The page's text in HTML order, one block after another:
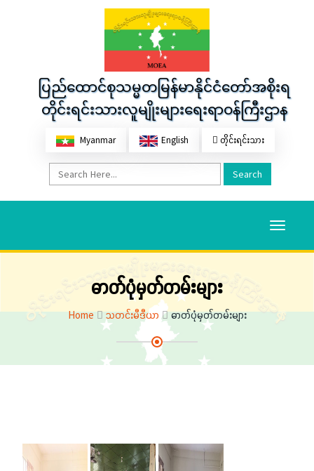
ပြည်ထောင်စုသမ္မတမြန်မာနိုင်ငံတော်အစိုးရ
တိုင်းရင်းသားလူမျိုးများရေးရာဝန်ကြီးဌာန
Myanmar English တိုင်းရင်းသား
Search
Toggle
ဓာတ်ပုံမှတ်တမ်းများ
Home သတင်းမီဒီယာ ဓာတ်ပုံမှတ်တမ်းများ